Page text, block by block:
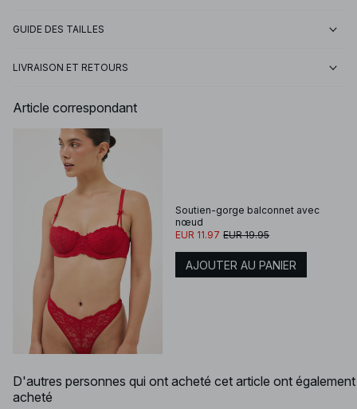
GUIDE DES TAILLES
LIVRAISON ET RETOURS
Article correspondant
Soutien-gorge balconnet avec
nœud
EUR 11.97 EUR 19.95
AJOUTER AU PANIER
D'autres personnes qui ont acheté cet article ont également
acheté